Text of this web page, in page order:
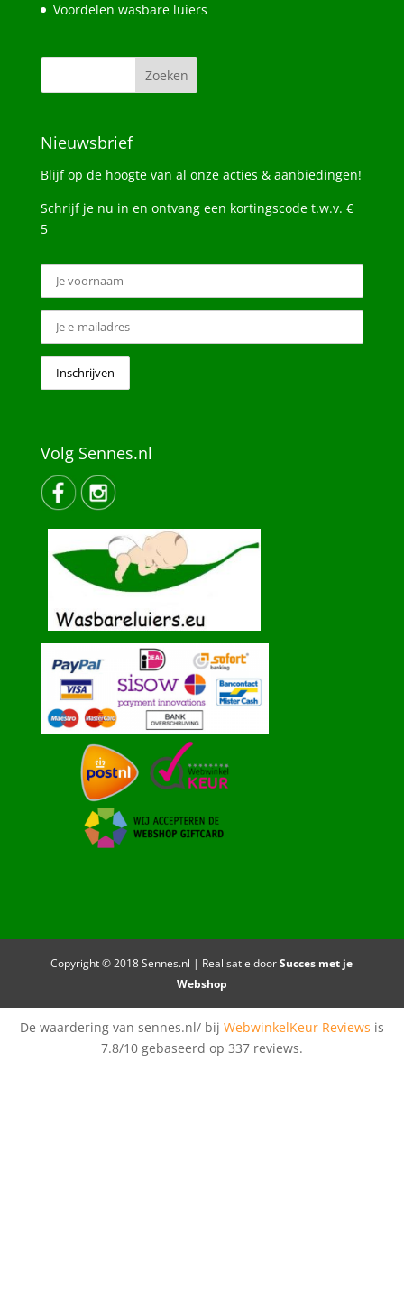
Voordelen wasbare luiers
Nieuwsbrief
Blijf op de hoogte van al onze acties & aanbiedingen!
Schrijf je nu in en ontvang een kortingscode t.w.v. €
5
Volg Sennes.nl
Copyright © 2018 Sennes.nl | Realisatie doorSucces met je
Webshop
De waardering van sennes.nl/ bij WebwinkelKeur Reviews is
7.8/10 gebaseerd op 337 reviews.